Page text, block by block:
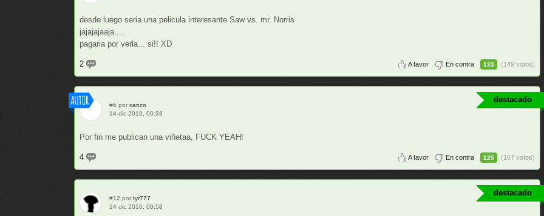
desde luego seria una pelicula interesante Saw vs. mr. Norris
jajajajaaja....
pagaria por verla... si!! XD
2 A favor En contra 133 (149 votos)
destacado
#6 por xanco
14 dic 2010, 00:33
Por fin me publican una viñetaa, FUCK YEAH!
4 A favor En contra 125 (167 votos)
destacado
#12 por tyr777
14 dic 2010, 00:58